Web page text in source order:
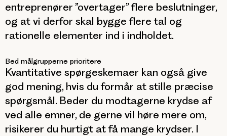
entreprenører ”overtager” flere beslutninger,
og at vi derfor skal bygge flere tal og
rationelle elementer ind i indholdet.
Bed målgrupperne prioritere
Kvantitative spørgeskemaer kan også give
god mening, hvis du formår at stille præcise
spørgsmål. Beder du modtagerne krydse af
ved alle emner, de gerne vil høre mere om,
risikerer du hurtigt at få mange krydser. I